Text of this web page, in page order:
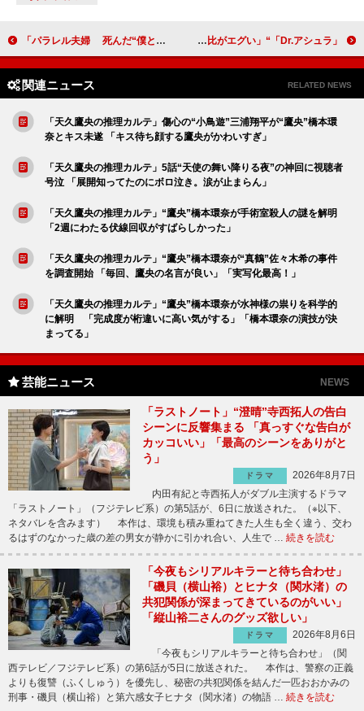
「パラレル夫婦 死んだ“僕と妻”の真実」「みんながいい仲間過ぎて泣けた」「今回は八嶋さんの部長が特によかった」 「Dr.アシュラ」“朱羅”松本若菜が救った“患者X”忍成修吾に衝撃展開 「朱羅と娘の仇を討ったお父さんの対比がエグい」
関連ニュース RELATED NEWS
「天久鷹央の推理カルテ」傷心の“小鳥遊”三浦翔平が“鷹央”橋本環
奈とキス未遂 「キス待ち顔する鷹央がかわいすぎ」
「天久鷹央の推理カルテ」5話“天使の舞い降りる夜”の神回に視聴者
号泣 「展開知ってたのにボロ泣き。涙が止まらん」
「天久鷹央の推理カルテ」“鷹央”橋本環奈が手術室殺人の謎を解明
「2週にわたる伏線回収がすばらしかった」
「天久鷹央の推理カルテ」“鷹央”橋本環奈が“真鶴”佐々木希の事件
を調査開始 「毎回、鷹央の名言が良い」「実写化最高！」
「天久鷹央の推理カルテ」“鷹央”橋本環奈が水神様の祟りを科学的
に解明 「完成度が桁違いに高い気がする」「橋本環奈の演技が決
まってる」
芸能ニュース NEWS
「ラストノート」“澄晴”寺西拓人の告白
シーンに反響集まる 「真っすぐな告白が
カッコいい」「最高のシーンをありがと
う」
ドラマ
2026年8月7日
内田有紀と寺西拓人がダブル主演するドラマ
「ラストノート」（フジテレビ系）の第5話が、6日に放送された。（※以下、
ネタバレを含みます） 本作は、環境も積み重ねてきた人生も全く違う、交わ
るはずのなかった歳の差の男女が静かに引かれ合い、人生で … 続きを読む
「今夜もシリアルキラーと待ち合わせ」
「磯貝（横山裕）とヒナタ（関水渚）の
共犯関係が深まってきているのがいい」
「縦山裕二さんのグッズ欲しい」
ドラマ
2026年8月6日
「今夜もシリアルキラーと待ち合わせ」（関
西テレビ／フジテレビ系）の第6話が5日に放送された。 本作は、警察の正義
よりも復讐（ふくしゅう）を優先し、秘密の共犯関係を結んだ一匹おおかみの
刑事・磯貝（横山裕）と第六感女子ヒナタ（関水渚）の物語 … 続きを読む